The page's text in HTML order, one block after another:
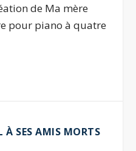
de Ma mère
pour piano à quatre
À SES AMIS MORTS